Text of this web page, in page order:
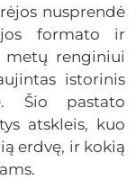
nusprendė
formato ir
metų renginiui
istorinis
Šio pastato
atskleis, kuo
erdvę, ir kokią